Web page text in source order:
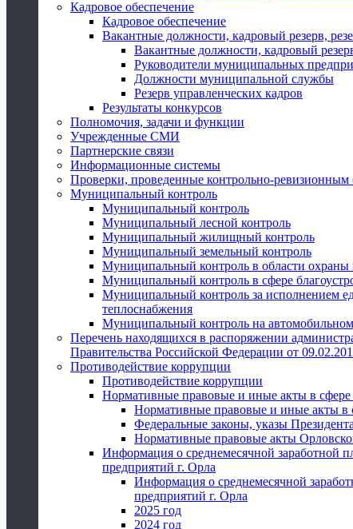
Кадровое обеспечение
Кадровое обеспечение
Вакантные должности, кадровый резерв,
Вакантные должности, кадровый
Руководители муниципальных
Должности муниципальной службы
Резерв управленческих кадров
Результаты конкурсов
Полномочия, задачи и функции
Учрежденные СМИ
Партнерские связи
Информационные системы
Проверки, проведенные контрольно-ревизионным
Муниципальный контроль
Муниципальный контроль
Муниципальный лесной контроль
Муниципальный жилищный контроль
Муниципальный земельный контроль
Муниципальный контроль в области охраны
Муниципальный контроль в сфере
Муниципальный контроль за исполнением
теплоснабжения
Муниципальный контроль на автомобильном
Перечень находящихся в распоряжении
Правительства Российской Федерации от
Противодействие коррупции
Противодействие коррупции
Нормативные правовые и иные акты в сфере
Нормативные правовые и иные акты в
Федеральные законы, указы
Нормативные правовые акты
Информация о среднемесячной заработной
предприятий г. Орла
Информация о среднемесячной
предприятий г. Орла
2025 год
2024 год